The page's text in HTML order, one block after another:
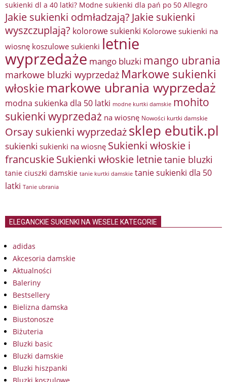
sukienki dl a 40 latki? Modne sukienki dla pań po 50 Allegro
Jakie sukienki odmładzają? Jakie sukienki
wyszczuplają? kolorowe sukienki Kolorowe sukienki na
wiosnę koszulowe sukienki letnie
wyprzedaże mango bluzki mango ubrania
markowe bluzki wyprzedaż Markowe sukienki
włoskie markowe ubrania wyprzedaż
modna sukienka dla 50 latki modne kurtki damskie mohito
sukienki wyprzedaż na wiosnę Nowości kurtki damskie
Orsay sukienki wyprzedażsklep ebutik.pl
sukienki sukienki na wiosnę Sukienki włoskie i
francuskieSukienki włoskie letnietanie bluzki
tanie ciuszki damskie tanie kurtki damskie tanie sukienki dla 50
latki Tanie ubrania
ELEGANCKIE SUKIENKI NA WESELE KATEGORIE
adidas
Akcesoria damskie
Aktualności
Baleriny
Bestsellery
Bielizna damska
Biustonosze
Biżuteria
Bluzki basic
Bluzki damskie
Bluzki hiszpanki